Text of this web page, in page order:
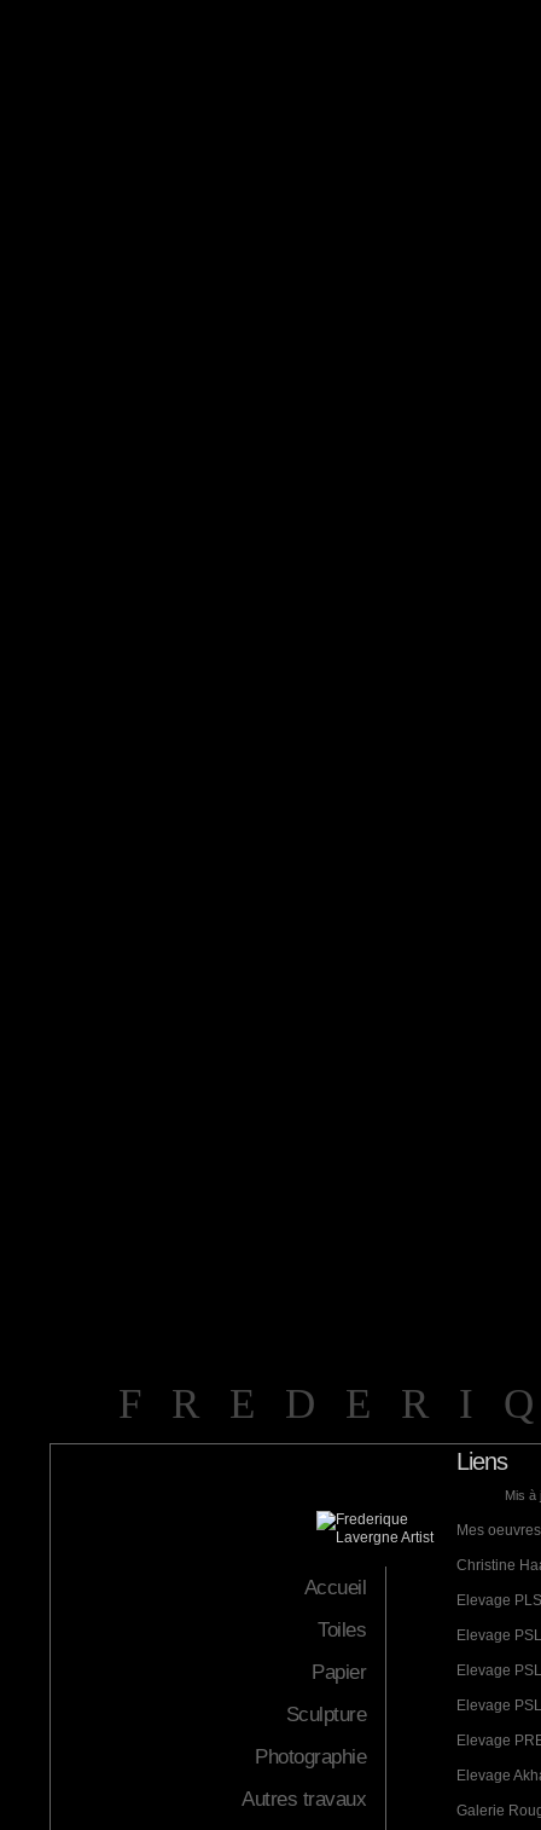
Accueil
Toiles
Papier
Sculpture
Photographie
Autres travaux
Liens
Mis à
Mes
Christine
Elevage
Elevage
Elevage
Elevage
Elevage
Elevage
Galerie